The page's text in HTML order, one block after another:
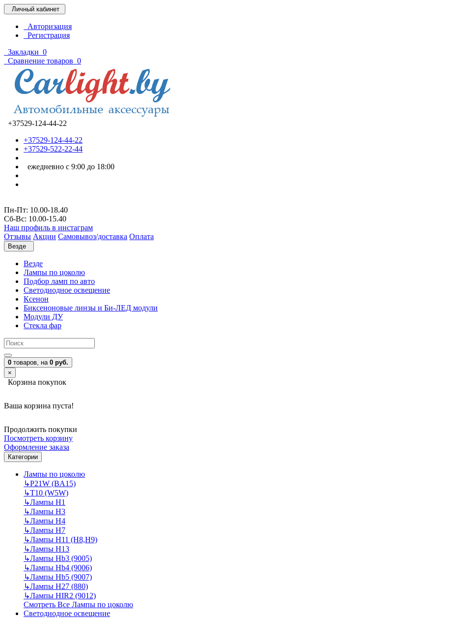
Личный кабинет
Авторизация
Регистрация
Закладки 0
Сравнение товаров 0
+37529-124-44-22
+37529-124-44-22
+37529-522-22-44
ежедневно с 9:00 до 18:00
Пн-Пт: 10.00-18.40
Cб-Вс: 10.00-15.40
Наш профиль в инстаграм
Отзывы Акции Самовывоз/доставка Оплата
Везде
Везде
Лампы по цоколю
Подбор ламп по авто
Светодиодное освещение
Ксенон
Биксеноновые линзы и Би-ЛЕД модули
Модули ДУ
Стекла фар
0 товаров, на 0 руб.
×
Корзина покупок
Ваша корзина пуста!
Продолжить покупки
Посмотреть корзину
Оформление заказа
Категории
Лампы по цоколю
↳P21W (BA15)
↳T10 (W5W)
↳Лампы H1
↳Лампы H3
↳Лампы H4
↳Лампы H7
↳Лампы H11 (H8,H9)
↳Лампы H13
↳Лампы Hb3 (9005)
↳Лампы Hb4 (9006)
↳Лампы Hb5 (9007)
↳Лампы H27 (880)
↳Лампы HIR2 (9012)
Смотреть Все Лампы по цоколю
Светодиодное освещение